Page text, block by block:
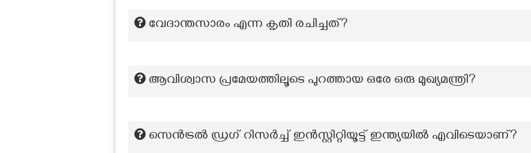
വേദാന്തസാരം എന്ന കൃതി രചിച്ചത്?
ആവിശ്വാസ പ്രമേയത്തിലൂടെ പുറത്തായ ഒരേ ഒരു മുഖ്യമന്ത്രി?
സെൻട്രൽ ഡ്രഗ് റിസർച്ച് ഇൻസ്റ്റിറ്റിയൂട്ട് ഇന്ത്യയിൽ എവിടെയാണ്?